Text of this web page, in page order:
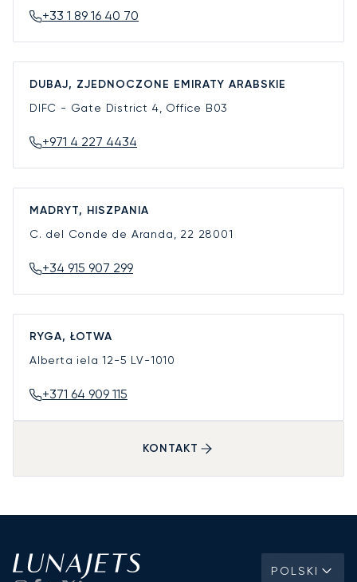
+33 1 89 16 40 70
DUBAJ, ZJEDNOCZONE EMIRATY ARABSKIE
DIFC - Gate District 4, Office B03
+971 4 227 4434
MADRYT, HISZPANIA
C. del Conde de Aranda, 22 28001
+34 915 907 299
RYGA, ŁOTWA
Alberta iela 12-5 LV-1010
+371 64 909 115
KONTAKT
POLSKI